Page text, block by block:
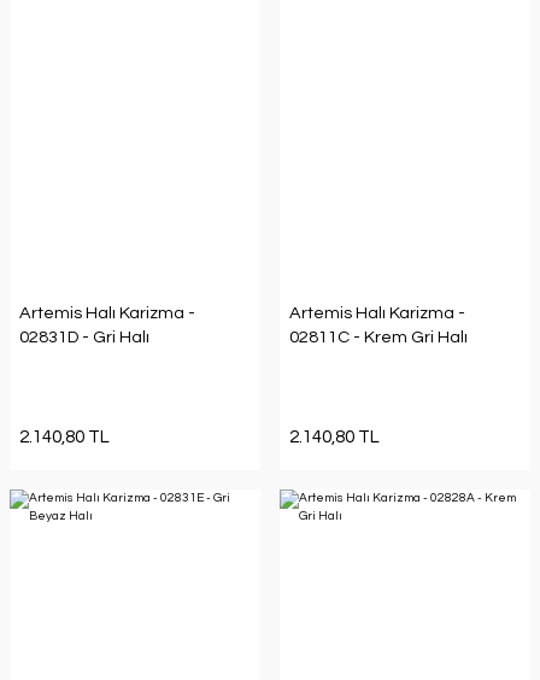
Artemis Halı Karizma -
02831D - Gri Halı
2.140,80 TL
Artemis Halı Karizma -
02811C - Krem Gri Halı
2.140,80 TL